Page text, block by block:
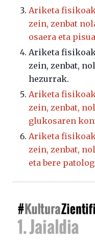
Ariketa
zein, zenbat
osaera eta
Ariketa
zein, zenbat,
hezurrak.
Ariketa
zein, zenbat,
glukosaren
Ariketa
zein, zenbat,
eta bere